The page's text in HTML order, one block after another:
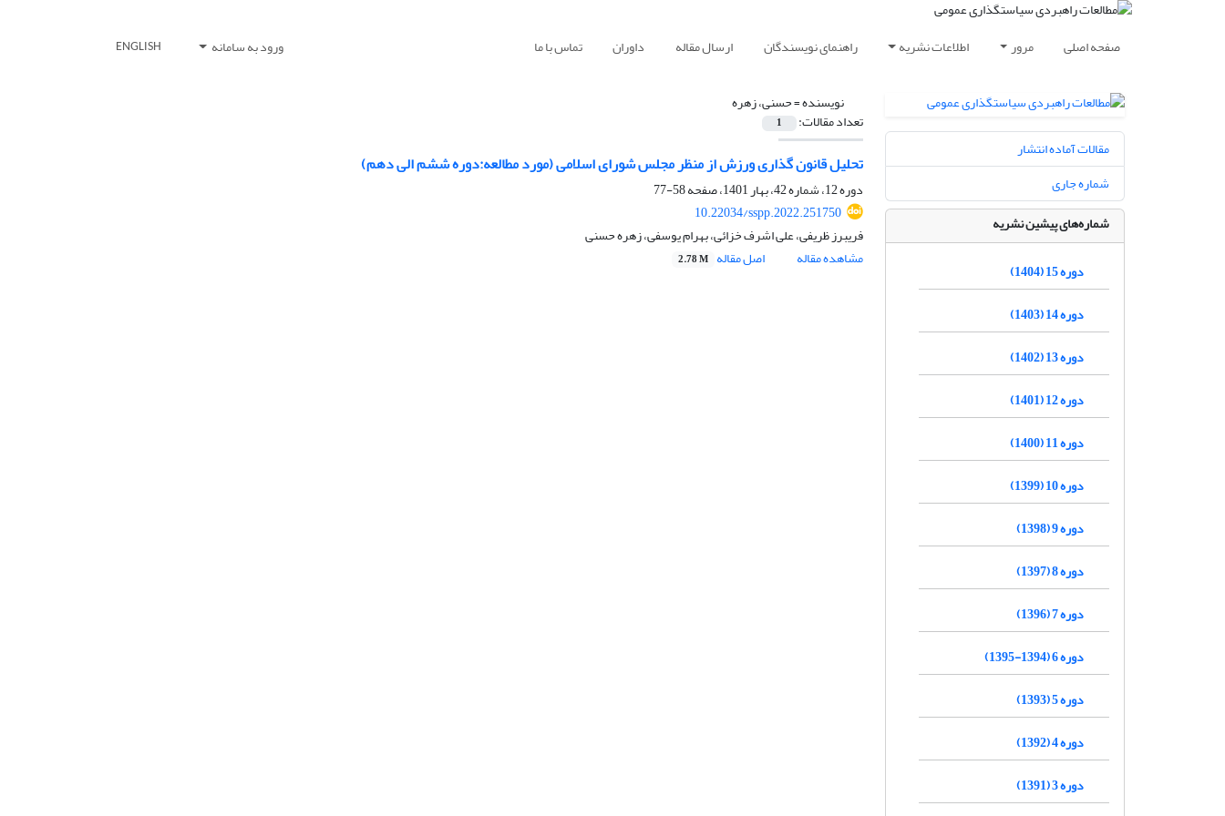
صفحه اصلی مرور اطلاعات نشریه راهنمای نویسندگان ارسال مقاله داوران تماس با ما ورود به سامانه ENGLISH
نویسنده =حسنی، زهره
تعداد مقالات: 1
تحلیل قانون گذاری ورزش از منظر مجلس شورای اسلامی (مورد مطالعه:دوره ششم الی دهم)
دوره 12، شماره 42، بهار 1401، صفحه
58-77
10.22034/sspp.2022.251750
فریبرز ظریفی، علی اشرف خزائی، بهرام یوسفی، زهره حسنی
مشاهده مقاله
اصل مقاله 2.78 M
مقالات آماده انتشار
شماره جاری
شماره‌های پیشین نشریه
دوره 15 (1404)
دوره 14 (1403)
دوره 13 (1402)
دوره 12 (1401)
دوره 11 (1400)
دوره 10 (1399)
دوره 9 (1398)
دوره 8 (1397)
دوره 7 (1396)
دوره 6 (1394-1395)
دوره 5 (1393)
دوره 4 (1392)
دوره 3 (1391)